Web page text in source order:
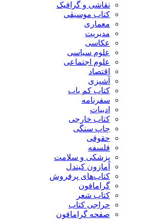
نقاشی و گرافیک
کتاب موسیقی
معماری
مدیریت
عکاسی
علوم سیاسی
علوم اجتماعی
اقتصاد
آشپزی
کتاب کم یاب
سفرنامه
ادبیات
کتاب خارجی
چاپ سنگی
حقوقی
فلسفه
پزشکی و سلامت
آمازون کیندل
کتاب‌های پرفروش
گرامافون
کتاب شعر
حراجی کتاب
صفحه گرامافون